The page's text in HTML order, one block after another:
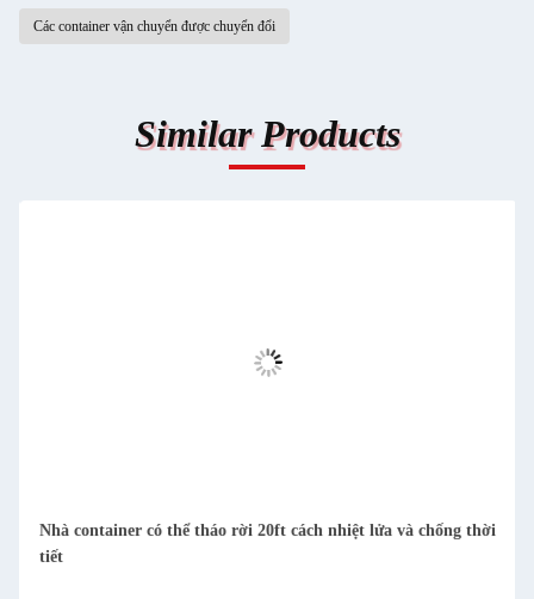
Các container vận chuyển được chuyển đổi
Similar Products
Ngôi nhà chứa sẵn có thể tháo rời nhỏ gọn dễ làm sạch và
chống bụi